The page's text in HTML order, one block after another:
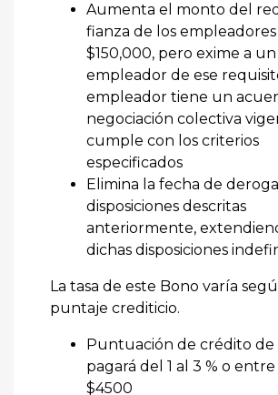
Aumenta el monto del
fianza de los empleadores
$150,000, pero exime a un
empleador de ese
empleador tiene un
negociación colectiva
cumple con los criterios
especificados
Elimina la fecha de
disposiciones descritas
anteriormente,
dichas disposiciones
La tasa de este Bono varía
puntaje crediticio.
Puntuación de crédito de
pagará del 1 al 3 % o entre
$4500